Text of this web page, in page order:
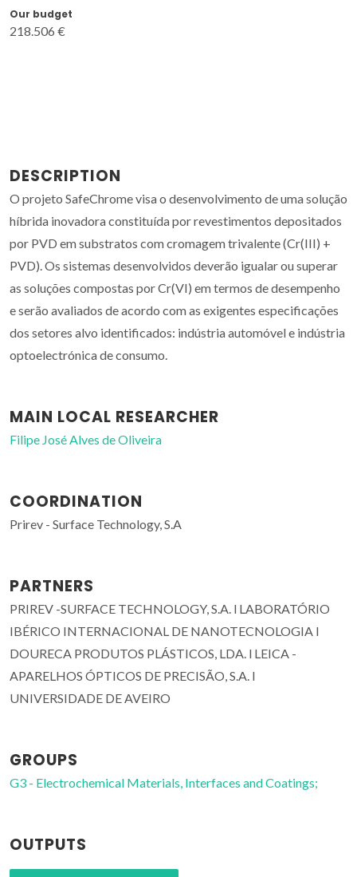
Our budget
218.506 €
DESCRIPTION
O projeto SafeChrome visa o desenvolvimento de uma solução
híbrida inovadora constituída por revestimentos depositados
por PVD em substratos com cromagem trivalente (Cr(III) +
PVD). Os sistemas desenvolvidos deverão igualar ou superar
as soluções compostas por Cr(VI) em termos de desempenho
e serão avaliados de acordo com as exigentes especificações
dos setores alvo identificados: indústria automóvel e indústria
optoelectrónica de consumo.
MAIN LOCAL RESEARCHER
Filipe José Alves de Oliveira
COORDINATION
Prirev - Surface Technology, S.A
PARTNERS
PRIREV -SURFACE TECHNOLOGY, S.A. l LABORATÓRIO
IBÉRICO INTERNACIONAL DE NANOTECNOLOGIA l
DOURECA PRODUTOS PLÁSTICOS, LDA. l LEICA -
APARELHOS ÓPTICOS DE PRECISÃO, S.A. l
UNIVERSIDADE DE AVEIRO
GROUPS
G3 - Electrochemical Materials, Interfaces and Coatings;
OUTPUTS